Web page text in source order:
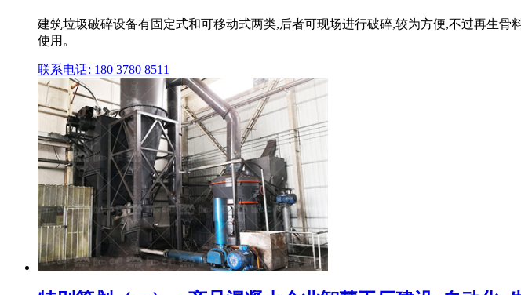
建筑垃圾破碎设备有固定式和可移动式两类,后者可现场进行破碎,较为方便,不过再生
使用。
联系电话: 180 3780 8511